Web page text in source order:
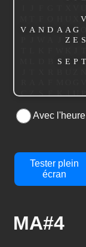
Avec l'heure
Tester plein
écran
MA#4